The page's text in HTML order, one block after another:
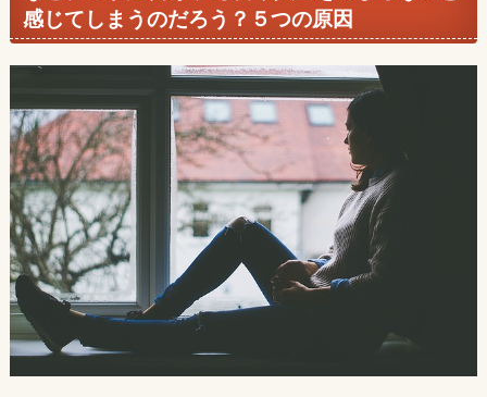
感じてしまうのだろう？５つの原因